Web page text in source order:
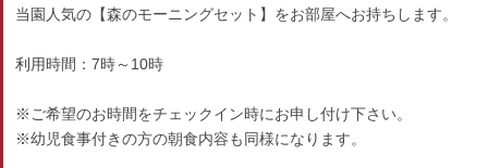
当園人気の【森のモーニングセット】をお部屋へお持ちします。
利用時間：7時～10時
※ご希望のお時間をチェックイン時にお申し付け下さい。
※幼児食事付きの方の朝食内容も同様になります。